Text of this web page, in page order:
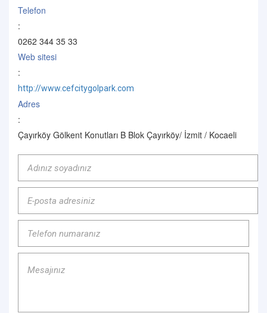
Telefon
:
0262 344 35 33
Web sitesi
:
http://www.cefcitygolpark.com
Adres
:
Çayırköy Gölkent Konutları B Blok Çayırköy/ İzmit / Kocaeli